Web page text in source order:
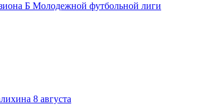
Б Молодежной футбольной лиги
8 августа